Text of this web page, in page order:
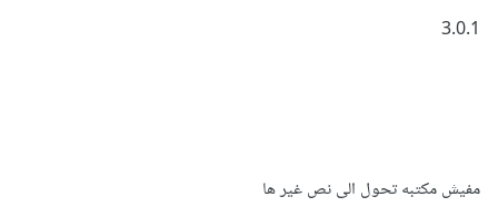
3.0.1
مفيش مكتبه تحول الى نص غير ها